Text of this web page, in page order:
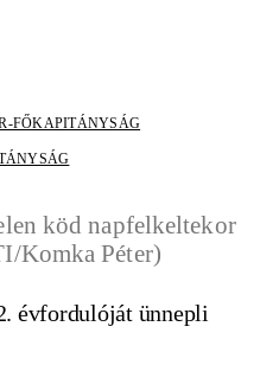
FŐKAPITÁNYSÁG
évfordulóját ünnepli